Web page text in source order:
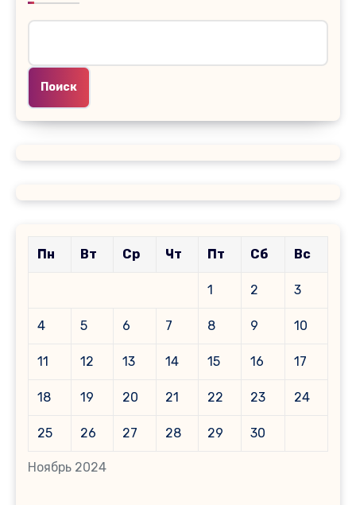
Поиск
Ноябрь 2024
Пн Вт Ср Чт Пт Сб Вс
1 2 3
4 5 6 7 8 9 10
11 12 13 14 15 16 17
18 19 20 21 22 23 24
25 26 27 28 29 30